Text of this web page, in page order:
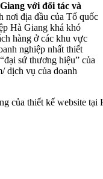
với đối tác và
nơi địa đầu của Tổ quốc
Hà Giang khá khó
hàng ở các khu vực
nghiệp nhất thiết
sứ thương hiệu” của
dịch vụ của doanh